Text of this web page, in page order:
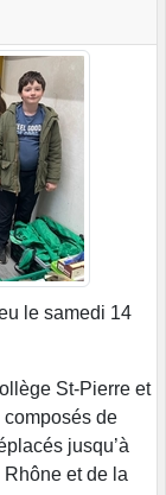
le samedi 14
St-Pierre et
composés de
jusqu’à
et de la